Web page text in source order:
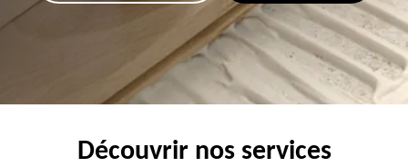
Découvrir nos services